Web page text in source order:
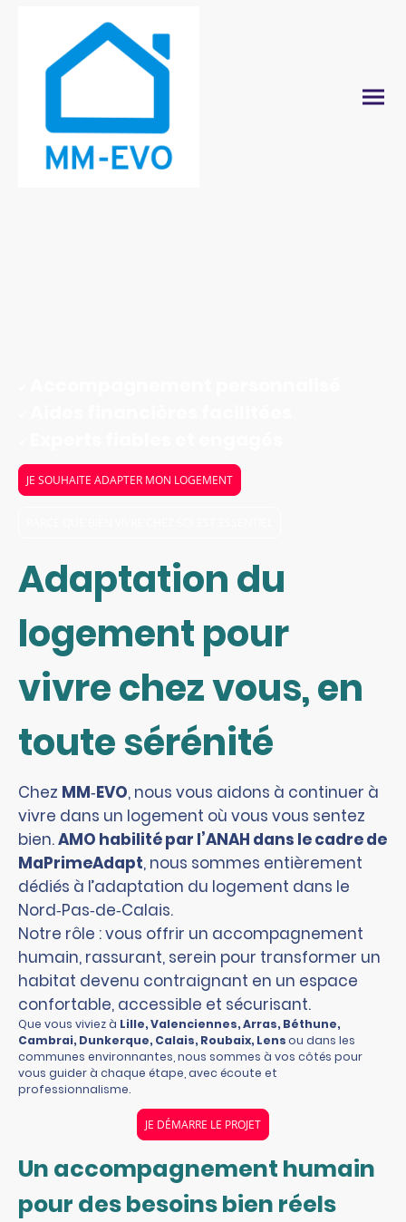
JE SOUHAITE ADAPTER MON LOGEMENT
Adaptation du
logement pour
vivre chez vous, en
toute sérénité
Chez MM‑EVO, nous vous aidons à continuer à
vivre dans un logement où vous vous sentez
bien.AMO habilité par l’ANAH dans le cadre de
MaPrimeAdapt, nous sommes entièrement
dédiés à l’adaptation du logement dans le
Nord‑Pas‑de‑Calais.
Notre rôle : vous offrir un accompagnement
humain, rassurant, serein pour transformer un
habitat devenu contraignant en un espace
confortable, accessible et sécurisant.
Que vous viviez à Lille, Valenciennes, Arras, Béthune,
Cambrai, Dunkerque, Calais, Roubaix, Lensou dans les
communes environnantes, nous sommes à vos côtés pour
vous guider à chaque étape, avec écoute et
professionnalisme.
JE DÉMARRE LE PROJET
Un accompagnement humain
pour des besoins bien réels